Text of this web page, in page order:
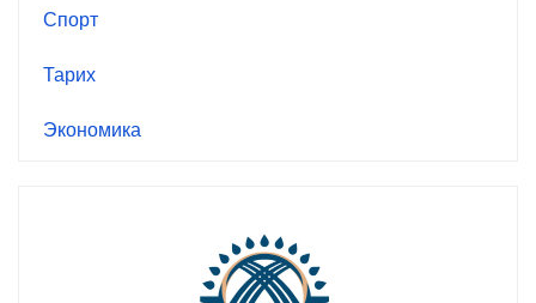
Спорт
Тарих
Экономика